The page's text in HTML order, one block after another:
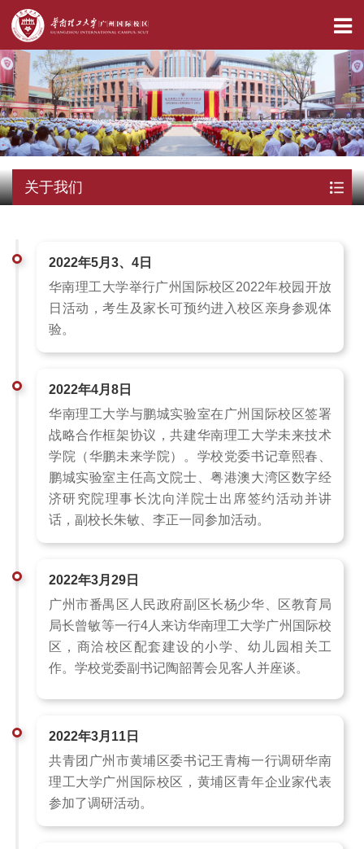
关于我们
2022年5月3、4日
华南理工大学举行广州国际校区2022年校园开放
日活动，考生及家长可预约进入校区亲身参观体
验。
2022年4月8日
华南理工大学与鹏城实验室在广州国际校区签署
战略合作框架协议，共建华南理工大学未来技术
学院（华鹏未来学院）。学校党委书记章熙春、
鹏城实验室主任高文院士、粤港澳大湾区数字经
济研究院理事长沈向洋院士出席签约活动并讲
话，副校长朱敏、李正一同参加活动。
2022年3月29日
广州市番禺区人民政府副区长杨少华、区教育局
局长曾敏等一行4人来访华南理工大学广州国际校
区，商洽校区配套建设的小学、幼儿园相关工
作。学校党委副书记陶韶菁会见客人并座谈。
2022年3月11日
共青团广州市黄埔区委书记王青梅一行调研华南
理工大学广州国际校区，黄埔区青年企业家代表
参加了调研活动。